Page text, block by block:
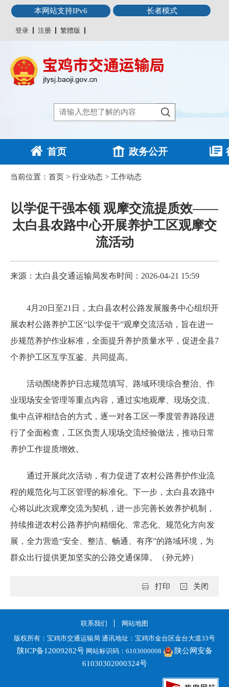
本网站支持IPv6 长者模式
登录 注册 繁體版
首页 政务公开
当前位置： 首页 > 行业动态 > 工作动态
以学促干强本领 观摩交流提质效——
太白县农路中心开展养护工区观摩交
流活动
来源：太白县交通运输局发布时间：2026-04-21 15:59
4月20日至21日，太白县农村公路发展服务中心组织开
展农村公路养护工区“以学促干”观摩交流活动，旨在进一
步规范养护作业标准，全面提升养护质量水平，促进全县7
个养护工区互学互鉴、共同提高。
活动围绕养护日志规范填写、路域环境综合整治、作
业现场安全管理等重点内容，通过实地观摩、现场交流、
集中点评相结合的方式，逐一对各工区一季度管养路段进
行了全面检查，工区负责人现场交流经验做法，推动日常
养护工作提质增效。
通过开展此次活动，有力促进了农村公路养护作业流
程的规范化与工区管理的标准化。下一步，太白县农路中
心将以此次观摩交流为契机，进一步完善长效养护机制，
持续推进农村公路养护向精细化、常态化、规范化方向发
展，全力营造“安全、整洁、畅通、有序”的路域环境，为
群众出行提供更加坚实的公路交通保障。（孙元婷）
关闭
打印
联系我们
网站地图
版权所有：宝鸡市交通运输局 通讯地址：宝鸡市金台区金台大道33号
陕ICP备12009282号网站标识码：6103000008
陕公网安备
61030302000324号